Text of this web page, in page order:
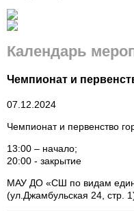
Календарь
Чемпионат и
07.12.2024
Чемпионат и первенство
13:00 – начало;
20:00 - закрытие
МАУ ДО «СШ по видам
(ул.Джамбульская 24, стр.